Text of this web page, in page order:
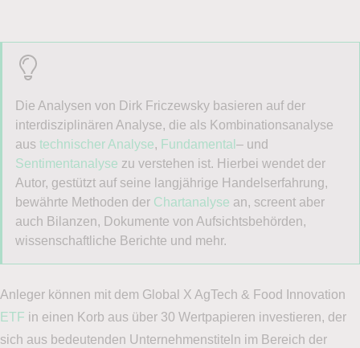
Die Analysen von Dirk Friczewsky basieren auf der
interdisziplinären Analyse, die als Kombinationsanalyse
aus technischer Analyse, Fundamental – und
Sentimentanalyse zu verstehen ist. Hierbei wendet der
Autor, gestützt auf seine langjährige Handelserfahrung,
bewährte Methoden der Chartanalyse an, screent aber
auch Bilanzen, Dokumente von Aufsichtsbehörden,
wissenschaftliche Berichte und mehr.
Anleger können mit dem Global X AgTech & Food Innovation
ETF in einen Korb aus über 30 Wertpapieren investieren, der
sich aus bedeutenden Unternehmenstiteln im Bereich der